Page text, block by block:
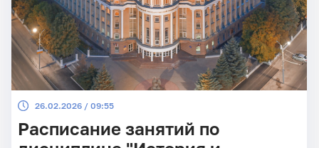
26.02.2026 / 09:55
Расписание занятий по